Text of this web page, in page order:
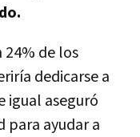
24% de los
dedicarse a
igual aseguró
para ayudar a